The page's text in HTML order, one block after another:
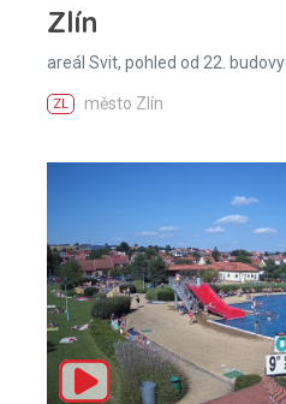
Zlín
areál Svit, pohled od 22. budovy
ZL město Zlín